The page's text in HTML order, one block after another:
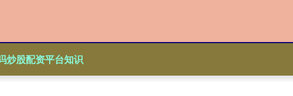
炒股配资平台知识